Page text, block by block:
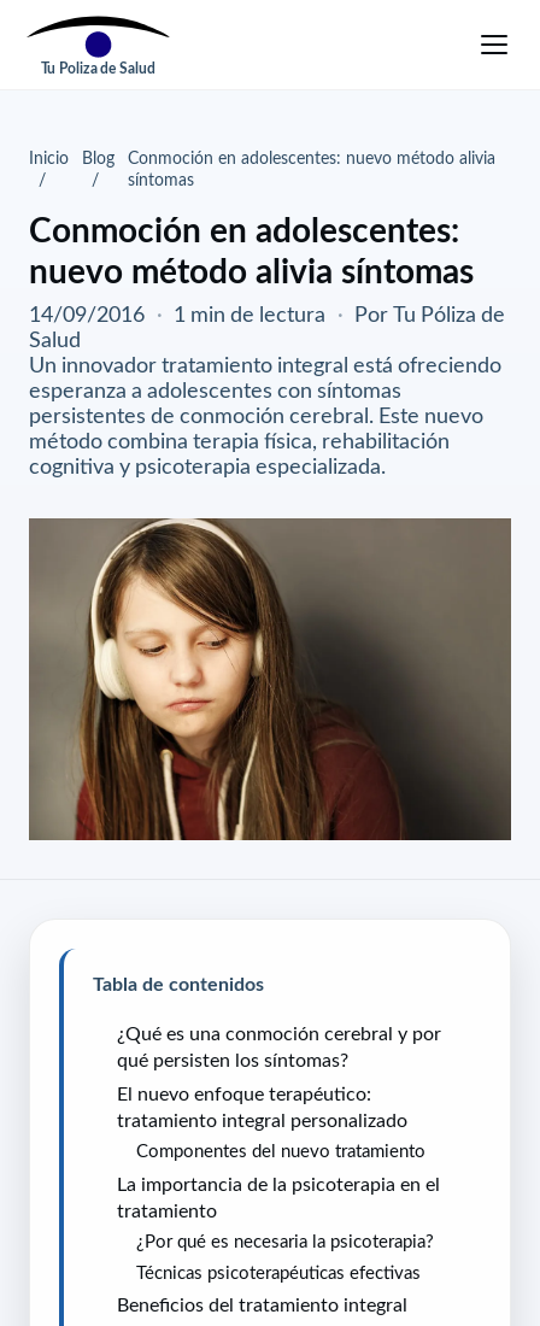
Tu Poliza de Salud
Inicio Blog
Conmoción en adolescentes: nuevo método alivia
síntomas
Conmoción en adolescentes:
nuevo método alivia síntomas
14/09/2016 · 1 min de lectura ·
Por Tu Póliza de
Salud
Un innovador tratamiento integral está ofreciendo
esperanza a adolescentes con síntomas
persistentes de conmoción cerebral. Este nuevo
método combina terapia física, rehabilitación
cognitiva y psicoterapia especializada.
Tabla de contenidos
¿Qué es una conmoción cerebral y por
qué persisten los síntomas?
El nuevo enfoque terapéutico:
tratamiento integral personalizado
Componentes del nuevo tratamiento
La importancia de la psicoterapia en el
tratamiento
¿Por qué es necesaria la psicoterapia?
Técnicas psicoterapéuticas efectivas
Beneficios del tratamiento integral